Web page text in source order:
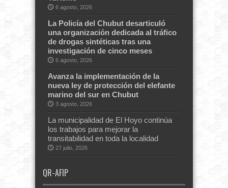
6 agosto, 2026
La Policía del Chubut desarticuló
una organización dedicada al tráfico
de drogas sintéticas tras una
investigación de cinco meses
6 agosto, 2026
Avanza la implementación de la
nueva ley de protección del elefante
marino del sur en Chubut
3 agosto, 2026
La municipalidad de El Hoyo continúa
los trabajos para mejorar la
transitabilidad en toda la localidad
27 julio, 2026
QR-AFIP